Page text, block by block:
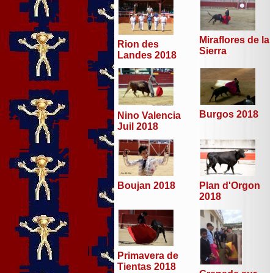
Rion des
Landes 2018
Miraflores de la
Sierra
Nino Valencia
Juil 2018
Burgos 2018
Boujan 2018
Plan d'Orgon
2018
Primavera de
Tientas 2018